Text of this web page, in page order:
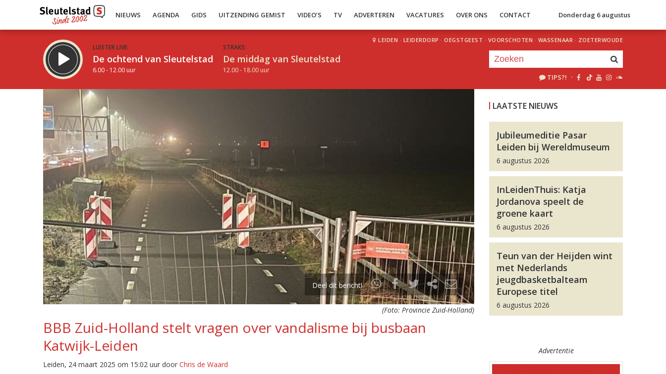
NIEUWS AGENDA GIDS UITZENDING GEMIST VIDEO’S TV ADVERTEREN VACATURES OVER ONS CONTACT Donderdag 6 augustus
LUISTER LIVE:
De ochtend van Sleutelstad
6.00 - 12.00 uur
STRAKS:
De middag van Sleutelstad
12.00 - 18.00 uur
LEIDEN · LEIDERDORP · OEGSTGEEST · VOORSCHOTEN · WASSENAAR · ZOETERWOUDE
TIPS?! ·
Inklappen
Deel dit bericht!
(Foto: Provincie Zuid-Holland)
BBB Zuid-Holland stelt vragen over vandalisme bij busbaan
Katwijk-Leiden
Leiden, 24 maart 2025 om 15:02 uur door Chris de Waard
LAATSTE NIEUWS
Jubileumeditie Pasar
Leiden bij Wereldmuseum
6 augustus 2026
InLeidenThuis: Katja
Jordanova speelt de
groene kaart
6 augustus 2026
Teun van der Heijden wint
met Nederlands
jeugdbasketbalteam
Europese titel
6 augustus 2026
Advertentie